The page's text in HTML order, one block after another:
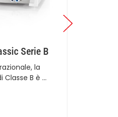
Serie B
la
Classe B è …